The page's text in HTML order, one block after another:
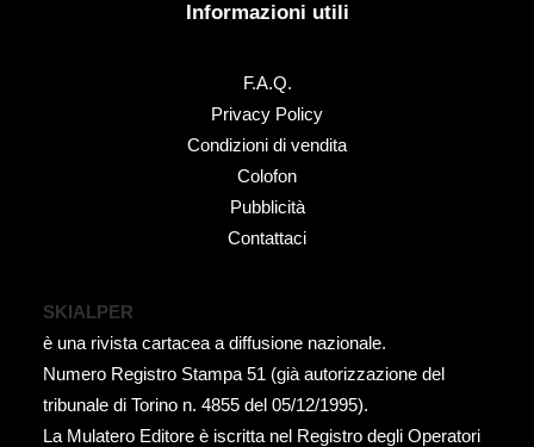
Informazioni utili
F.A.Q.
Privacy Policy
Condizioni di vendita
Colofon
Pubblicità
Contattaci
SKIALPER
è una rivista cartacea a diffusione nazionale.
Numero Registro Stampa 51 (già autorizzazione del
tribunale di Torino n. 4855 del 05/12/1995).
La Mulatero Editore è iscritta nel Registro degli Operatori